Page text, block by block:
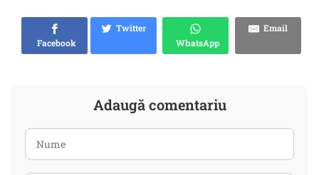
Facebook
Twitter
WhatsApp
Email
Adaugă comentariu